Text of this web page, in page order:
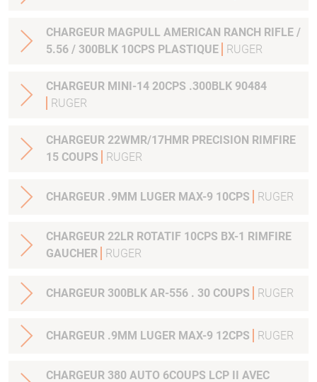
CHARGEUR MAGPULL AMERICAN RANCH RIFLE /
5.56 / 300BLK 10CPS PLASTIQUE
RUGER
CHARGEUR MINI-14 20CPS .300BLK 90484
RUGER
CHARGEUR 22WMR/17HMR PRECISION RIMFIRE
15 COUPS
RUGER
CHARGEUR .9MM LUGER MAX-9 10CPS RUGER
CHARGEUR 22LR ROTATIF 10CPS BX-1 RIMFIRE
GAUCHER
RUGER
CHARGEUR 300BLK AR-556 . 30 COUPS RUGER
CHARGEUR .9MM LUGER MAX-9 12CPS RUGER
CHARGEUR 380 AUTO 6COUPS LCP II AVEC